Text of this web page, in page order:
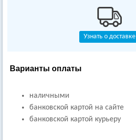
Узнать о доставке
Варианты оплаты
наличными
банковской картой на сайте
банковской картой курьеру